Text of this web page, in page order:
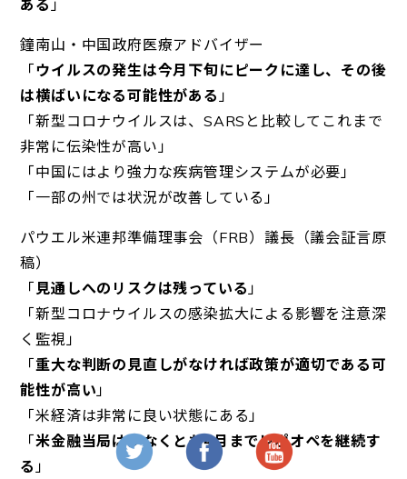
ある 」
鐘南山・中国政府医療アドバイザー
「ウイルスの発生は今月下旬にピークに達し、その後
は横ばいになる可能性がある 」
「新型コロナウイルスは、SARSと比較してこれまで
非常に伝染性が高い」
「中国にはより強力な疾病管理システムが必要」
「一部の州では状況が改善している」
パウエル米連邦準備理事会（FRB）議長（議会証言原
稿）
「 見通しへのリスクは残っている 」
「新型コロナウイルスの感染拡大による影響を注意深
く監視」
「重大な判断の見直しがなければ政策が適切である可
能性が高い 」
「米経済は非常に良い状態にある」
「米金融当局は少なくとも4月までレポオペを継続す
る 」